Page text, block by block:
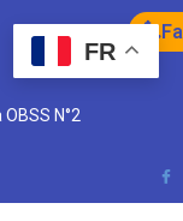
N°2
FR